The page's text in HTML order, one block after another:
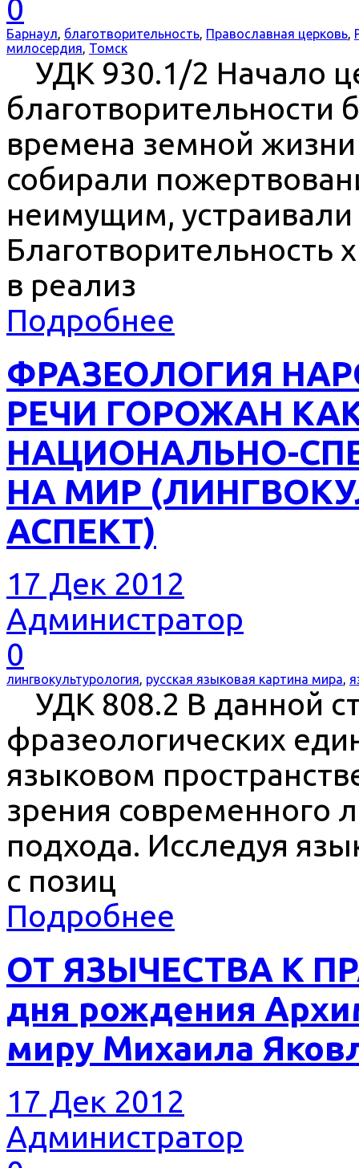
0
Барнаул, благотворительность, Православная церковь,
милосердия, Томск
УДК 930.1/2 Начало
времена земной
собирали
неимущим, устраивали
Благотворительность
в реализ
Подробнее
ФРАЗЕОЛОГИЯ
РЕЧИ ГОРОЖАН
НАЦИОНАЛЬНО-
НА МИР
АСПЕКТ)
17 Дек 2012
Администратор
0
лингвокультурология, русская языковая картина мира,
УДК 808.2 В данной
фразеологических
языковом
зрения современного
подхода. Исследуя
с позиц
Подробнее
ОТ ЯЗЫЧЕСТВА К
дня рождения
миру Михаила
17 Дек 2012
Администратор